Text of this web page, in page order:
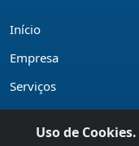
Início
Empresa
Serviços
Financiamentos
Uso de Cookies.